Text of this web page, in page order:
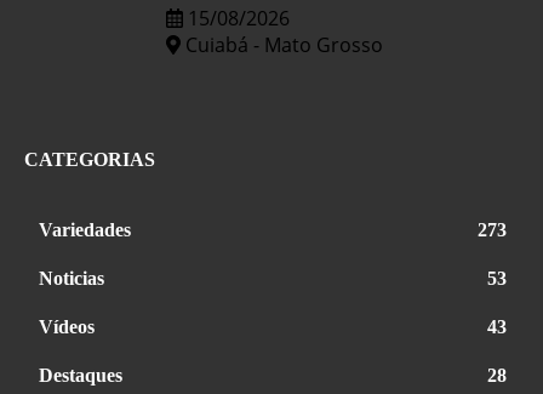
15/08/2026
Cuiabá - Mato Grosso
CATEGORIAS
Variedades 273
Noticias 53
Vídeos 43
Destaques 28